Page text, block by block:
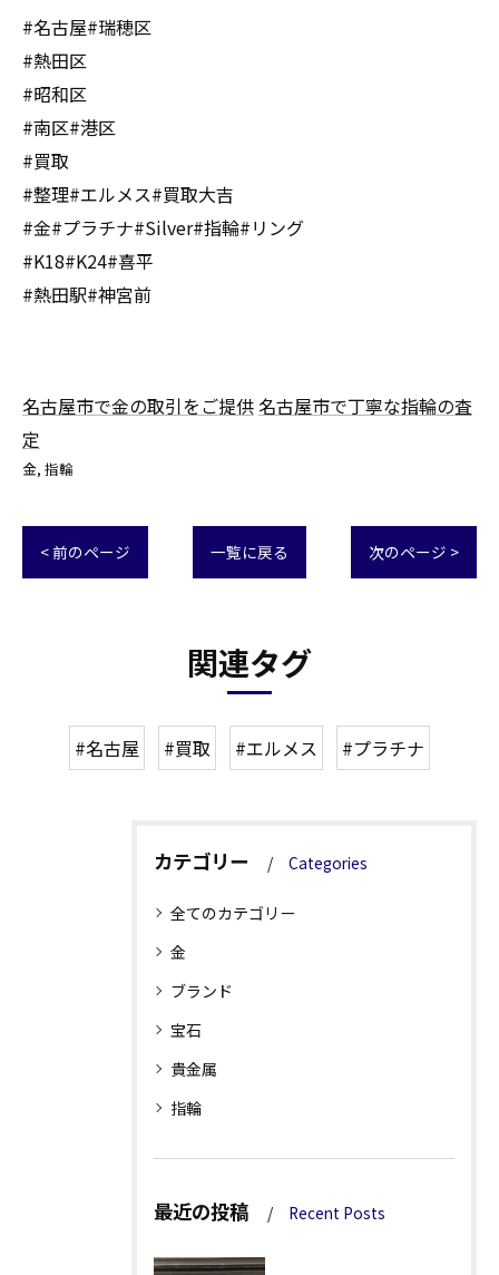
#名古屋#瑞穂区
#熱田区
#昭和区
#南区#港区
#買取
#整理#エルメス#買取大吉
#金#プラチナ#Silver#指輪#リング
#K18#K24#喜平
#熱田駅#神宮前
名古屋市で金の取引をご提供 名古屋市で丁寧な指輪の査
定
金 指輪
< 前のページ 一覧に戻る 次のページ >
関連タグ
#名古屋 #買取 #エルメス #プラチナ
カテゴリー Categories
全てのカテゴリー
金
ブランド
宝石
貴金属
指輪
最近の投稿 Recent Posts